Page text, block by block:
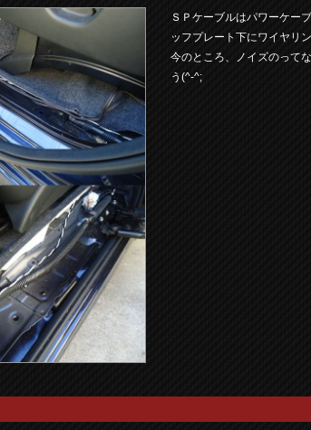
ＳＰケーブルはパワーケー
ッフプレート下にワイヤリ
今のところ、ノイズのって
う(^-^;